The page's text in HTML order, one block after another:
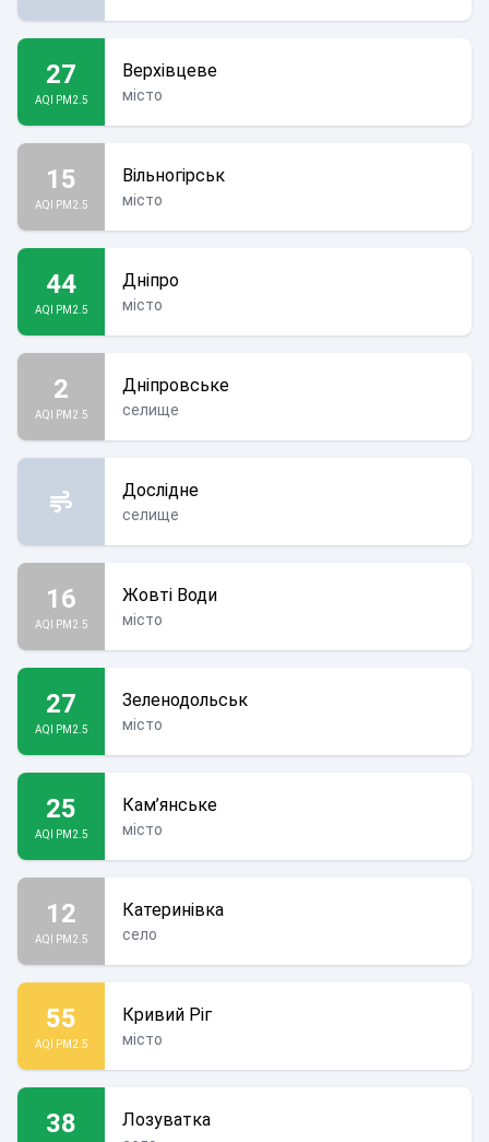
27
AQI PM2.5
Верхівцеве
місто
15
AQI PM2.5
Вільногірськ
місто
44
AQI PM2.5
Дніпро
місто
2
AQI PM2.5
Дніпровське
селище
Дослідне
селище
16
AQI PM2.5
Жовті Води
місто
27
AQI PM2.5
Зеленодольськ
місто
25
AQI PM2.5
Кам’янське
місто
12
AQI PM2.5
Катеринівка
село
55
AQI PM2.5
Кривий Ріг
місто
38 Лозуватка